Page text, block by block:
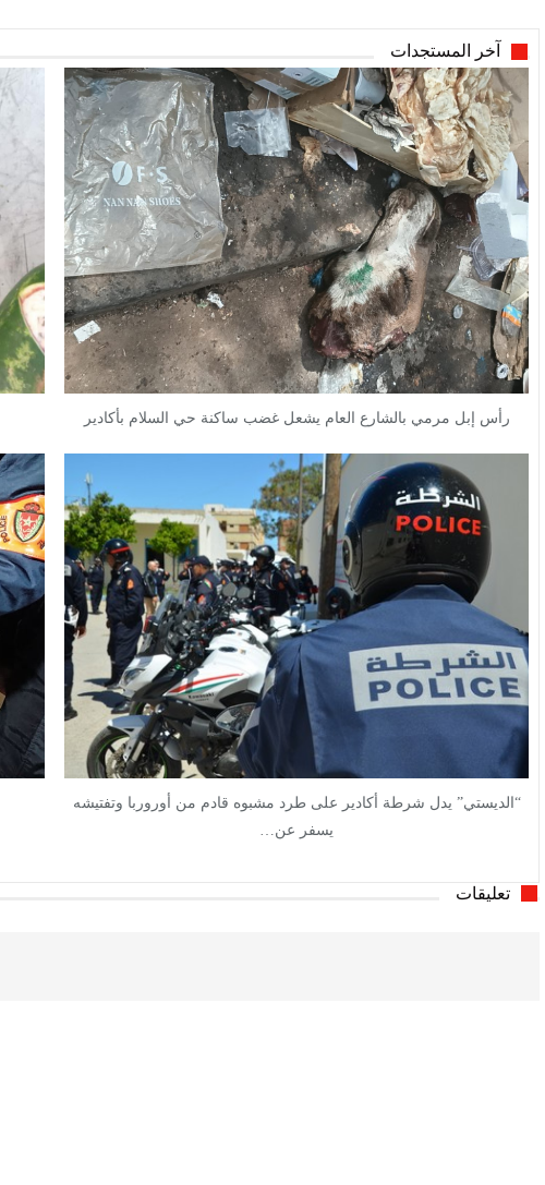
آخر المستجدات
رأس إبل مرمي بالشارع العام يشعل غضب ساكنة حي السلام بأكادير
“الديستي” يدل شرطة أكادير على طرد مشبوه قادم من أوروربا وتفتيشه
يسفر عن…
تعليقات